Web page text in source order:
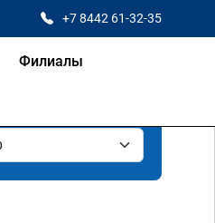
+7 8442 61-32-35
Филиалы